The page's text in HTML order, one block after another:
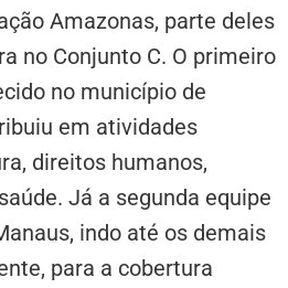
Amazonas, parte deles
no Conjunto C. O primeiro
no município de
em atividades
direitos humanos,
Já a segunda equipe
indo até os demais
para a cobertura